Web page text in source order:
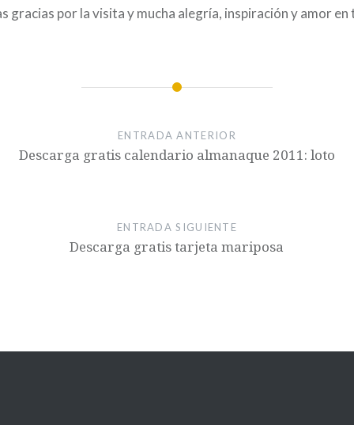
gracias por la visita y mucha alegría, inspiración y amor en
ENTRADA ANTERIOR
Descarga gratis calendario almanaque 2011: loto
ENTRADA SIGUIENTE
Descarga gratis tarjeta mariposa